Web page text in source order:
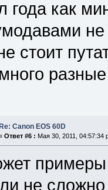
года как
стоит
Re: Canon EOS 60D
Ответ #6 : Мая 30, 2011, 04:57:34
примеры
не сложно